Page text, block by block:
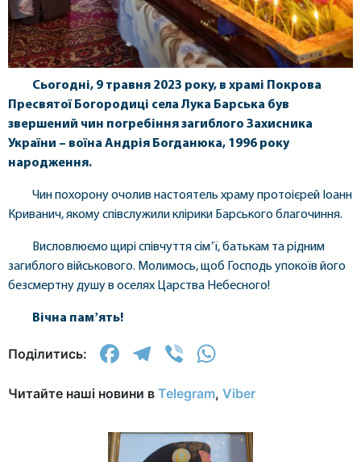
Сьогодні, 9 травня 2023 року, в храмі Покрова
Пресвятої Богородиці села Лука Барська був
звершений чин погребіння загиблого Захисника
України – воїна Андрія Богданюка, 1996 року
народження.
Чин похорону очолив настоятель храму протоієрей Іоанн
Криванич, якому співслужили клірики Барського благочиння.
Висловлюємо щирі співчуття сімʼї, батькам та рідним
загиблого військового. Молимось, щоб Господь упокоїв його
безсмертну душу в оселях Царства Небесного!
Вічна памʼять!
Поділитись: Facebook
Telegram
Viber
Читайте наші новини в Telegram, Viber